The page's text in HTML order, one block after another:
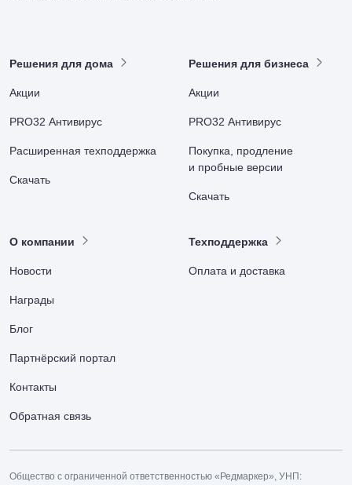
Решения для дома
Акции
PRO32 Антивирус
Расширенная техподдержка
Скачать
Решения для бизнеса
Акции
PRO32 Антивирус
Покупка, продление
и пробные версии
Скачать
О компании
Новости
Награды
Блог
Партнёрский портал
Контакты
Обратная связь
Техподдержка
Оплата и доставка
Общество с ограниченной ответственностью «Редмаркер», УНП: